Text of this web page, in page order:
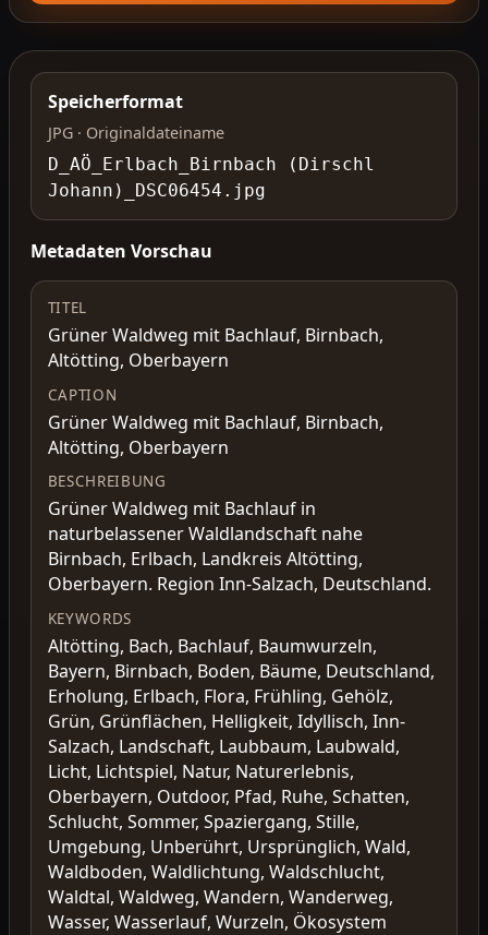
Speicherformat
JPG · Originaldateiname
D_AÖ_Erlbach_Birnbach (Dirschl
Johann)_DSC06454.jpg
Metadaten Vorschau
TITEL
Grüner Waldweg mit Bachlauf, Birnbach,
Altötting, Oberbayern
CAPTION
Grüner Waldweg mit Bachlauf, Birnbach,
Altötting, Oberbayern
BESCHREIBUNG
Grüner Waldweg mit Bachlauf in
naturbelassener Waldlandschaft nahe
Birnbach, Erlbach, Landkreis Altötting,
Oberbayern. Region Inn-Salzach, Deutschland.
KEYWORDS
Altötting, Bach, Bachlauf, Baumwurzeln,
Bayern, Birnbach, Boden, Bäume, Deutschland,
Erholung, Erlbach, Flora, Frühling, Gehölz,
Grün, Grünflächen, Helligkeit, Idyllisch, Inn-
Salzach, Landschaft, Laubbaum, Laubwald,
Licht, Lichtspiel, Natur, Naturerlebnis,
Oberbayern, Outdoor, Pfad, Ruhe, Schatten,
Schlucht, Sommer, Spaziergang, Stille,
Umgebung, Unberührt, Ursprünglich, Wald,
Waldboden, Waldlichtung, Waldschlucht,
Waldtal, Waldweg, Wandern, Wanderweg,
Wasser, Wasserlauf, Wurzeln, Ökosystem